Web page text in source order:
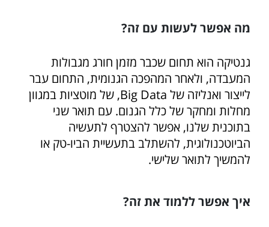
מה אפשר לעשות עם זה?
גנטיקה הוא תחום שכבר מזמן חורג מגבולות
המעבדה, ולאחר המהפכה הגנומית, התחום עבר
לייצור ואנליזה של Big Data, של מוטציות במגוון
מחלות ומחקר של כלל הגנום. עם תואר שני
בתוכנית שלנו, אפשר להצטרף לתעשיה
הביוטכנולוגית, להשתלב בתעשיית הביו-טק או
להמשיך לתואר שלישי.
איך אפשר ללמוד את זה?